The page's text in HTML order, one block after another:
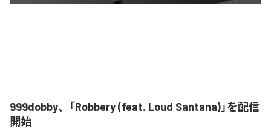
999dobby、「Robbery (feat. Loud Santana)」を配信
開始